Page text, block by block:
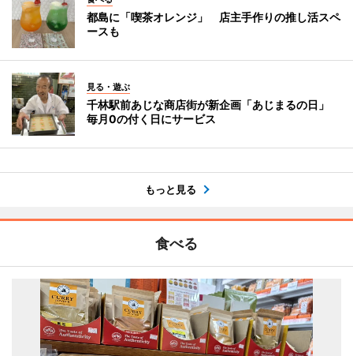
都島に「喫茶オレンジ」 店主手作りの推し活スペ
ースも
見る・遊ぶ
千林駅前あじな商店街が新企画「あじまるの日」
毎月0の付く日にサービス
もっと見る
食べる